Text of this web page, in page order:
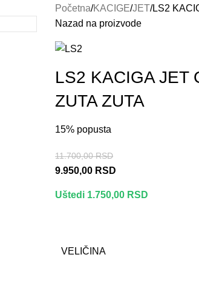
Početna KACIGE JET LS2
Nazad na proizvode
LS2 KACIGA JET
ZUTA ZUTA
15% popusta
11.700,00RSD
9.950,00 RSD
Uštedi 1.750,00 RSD
VELIČINA